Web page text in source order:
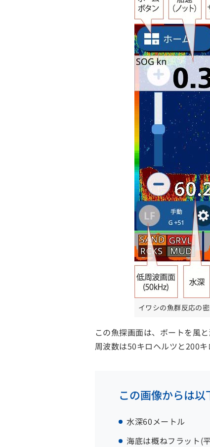
イワシの魚群反応の
この魚探画面は、ボートを風
周波数は50キロヘルツと200
この画像からは
水深60メートル
海底は概ねフラット(